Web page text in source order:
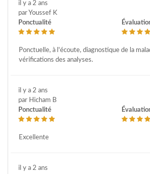
il y a 2 ans
par Youssef K
Ponctualité
Ponctuelle, à l'écoute, diagnostique de la
vérifications des analyses.
il y a 2 ans
par Hicham B
Ponctualité
Excellente
il y a 2 ans